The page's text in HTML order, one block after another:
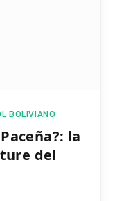
BOLIVIANO
la
del